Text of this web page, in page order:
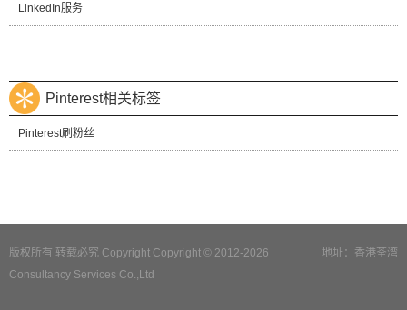
LinkedIn服务
Pinterest相关标签
Pinterest刷粉丝
地址：香港荃湾
版权所有 转载必究 Copyright Copyright © 2012-2026
Consultancy Services Co.,Ltd